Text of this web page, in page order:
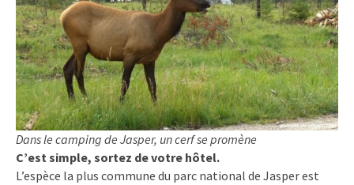
Dans le camping de Jasper, un cerf se promène
C’est simple, sortez de votre hôtel.
L’espèce la plus commune du parc national de Jasper est